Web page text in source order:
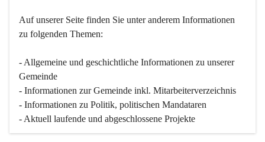
Auf unserer Seite finden Sie un­ter an­de­rem Informationen
zu folgenden Themen:
- Allgemeine und geschichtliche Informationen zu unserer
Gemeinde
- Informationen zur Gemeinde inkl. Mitarbeiterverzeichnis
- Informationen zu Politik, politischen Mandataren
- Aktuell laufende und abgeschlossene Projekte